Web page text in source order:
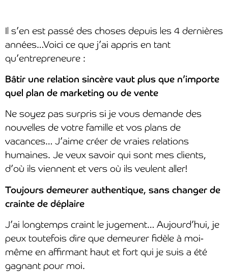
Il s’en est passé des choses depuis les 4 dernières
années…Voici ce que j’ai appris en tant
qu’entrepreneure :
Bâtir une relation sincère vaut plus que n’importe
quel plan de marketing ou de vente
Ne soyez pas surpris si je vous demande des
nouvelles de votre famille et vos plans de
vacances… J’aime créer de vraies relations
humaines. Je veux savoir qui sont mes clients,
d’où ils viennent et vers où ils veulent aller!
Toujours demeurer authentique, sans changer de
crainte de déplaire
J’ai longtemps craint le jugement… Aujourd’hui, je
peux toutefois dire que demeurer fidèle à moi-
même en affirmant haut et fort qui je suis a été
gagnant pour moi.